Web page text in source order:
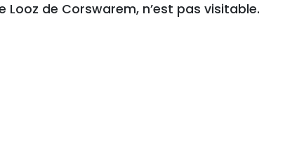
Looz de Corswarem, n’est pas visitable.